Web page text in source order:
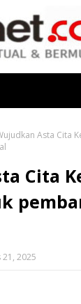
Asta Cita
Cita
2025